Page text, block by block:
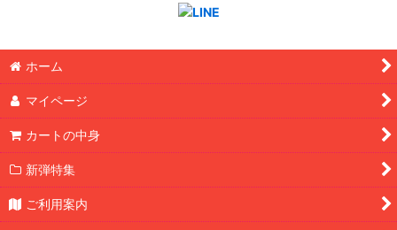
ホーム
マイページ
カートの中身
新弾特集
ご利用案内